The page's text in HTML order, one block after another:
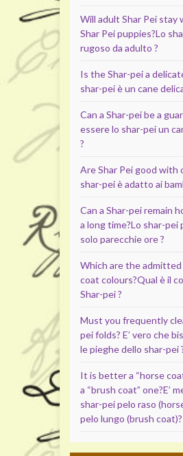
Will adult Shar Pei stay
Shar Pei puppies?Lo
rugoso da adulto ?
Is the Shar-pei a
shar-pei è un cane
Can a Shar-pei be a
essere lo shar-pei un
?
Are Shar Pei good with
shar-pei è adatto ai
Can a Shar-pei remain
a long time?Lo shar-pei
solo parecchie ore ?
Which are the admitted
coat colours?Qual è il
Shar-pei ?
Must you frequently
pei folds? E’ vero che
le pieghe dello shar-pei
It is better a “horse
a “brush coat” one?E’
shar-pei pelo raso
pelo lungo (brush coat)?